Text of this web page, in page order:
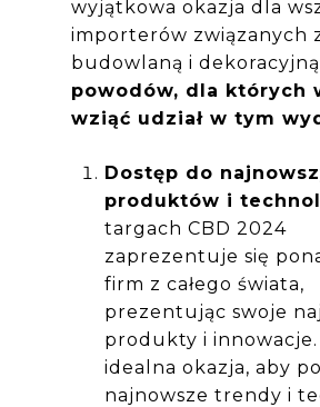
wyjątkowa okazja dla
importerów związanych
budowlaną i
powodów, dla których
wziąć udział w tym
Dostęp do
produktów i
targach CBD 2024
zaprezentuje się
firm z całego świata,
prezentując swoje
produkty i
idealna okazja, aby
najnowsze trendy i